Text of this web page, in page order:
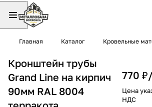
Главная Каталог Кровельные
Кронштейн трубы
Grand Line на кирпич
90мм RAL 8004
770 ₽/
Цена
НДС